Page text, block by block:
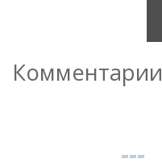
Комментарии